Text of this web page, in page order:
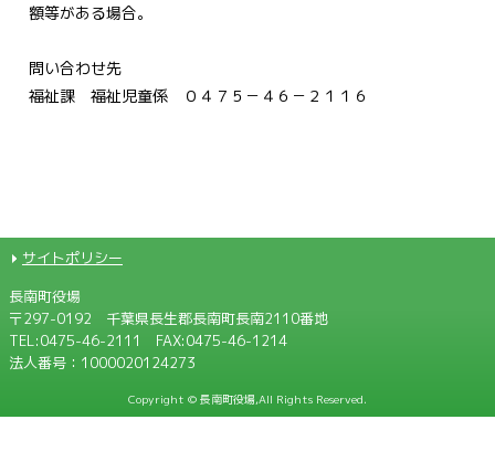
額等がある場合。
問い合わせ先
福祉課 福祉児童係 ０４７５－４６－２１１６
サイトポリシー
長南町役場
〒297-0192 千葉県長生郡長南町長南2110番地
TEL:0475-46-2111
FAX:0475-46-1214
法人番号：1000020124273
Copyright © 長南町役場,All Rights Reserved.